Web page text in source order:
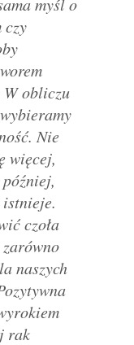
czy
W obliczu
Nie
więcej,
czoła
zarówno
naszych
rak